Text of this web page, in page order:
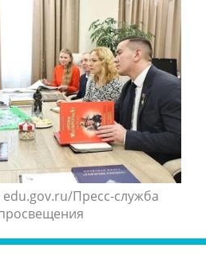
Пресс-служба